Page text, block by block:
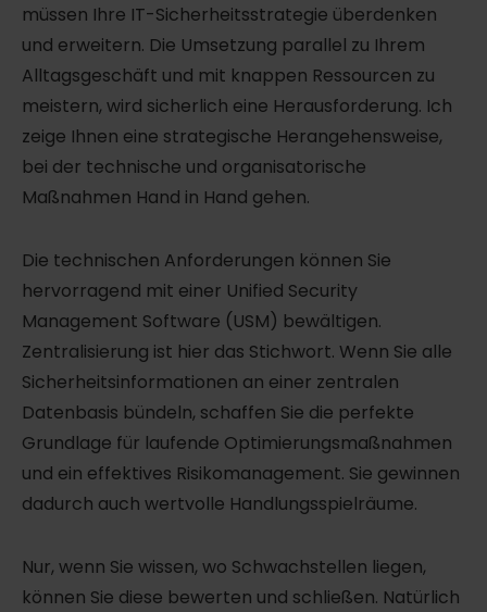
müssen Ihre IT-Sicherheitsstrategie überdenken
und erweitern. Die Umsetzung parallel zu Ihrem
Alltagsgeschäft und mit knappen Ressourcen zu
meistern, wird sicherlich eine Herausforderung. Ich
zeige Ihnen eine strategische Herangehensweise,
bei der technische und organisatorische
Maßnahmen Hand in Hand gehen.
Die technischen Anforderungen können Sie
hervorragend mit einer Unified Security
Management Software (USM) bewältigen.
Zentralisierung ist hier das Stichwort. Wenn Sie alle
Sicherheitsinformationen an einer zentralen
Datenbasis bündeln, schaffen Sie die perfekte
Grundlage für laufende Optimierungsmaßnahmen
und ein effektives Risikomanagement. Sie gewinnen
dadurch auch wertvolle Handlungsspielräume.
Nur, wenn Sie wissen, wo Schwachstellen liegen,
können Sie diese bewerten und schließen. Natürlich